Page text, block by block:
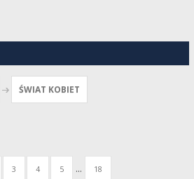
ŚWIAT KOBIET
3 4 5 ... 18